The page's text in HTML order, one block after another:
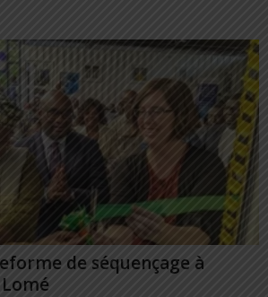
de séquençage à